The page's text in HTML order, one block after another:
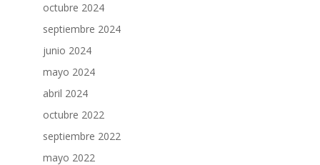
octubre 2024
septiembre 2024
junio 2024
mayo 2024
abril 2024
octubre 2022
septiembre 2022
mayo 2022